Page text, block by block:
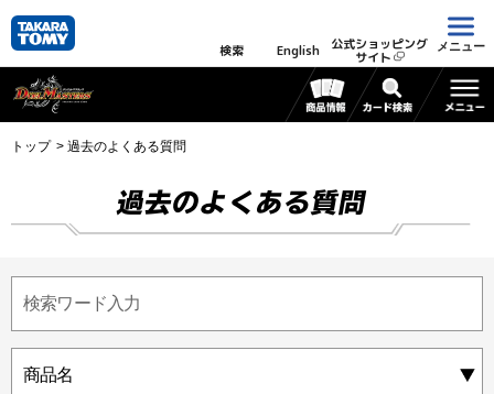
検索 English 公式ショッピング
サイト
メニュー
トップ 過去のよくある質問
過去のよくある質問